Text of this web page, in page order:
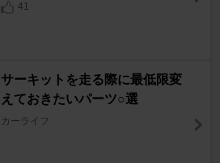
41
サーキットを走る際に最低限変
えておきたいパーツ○選
カーライフ